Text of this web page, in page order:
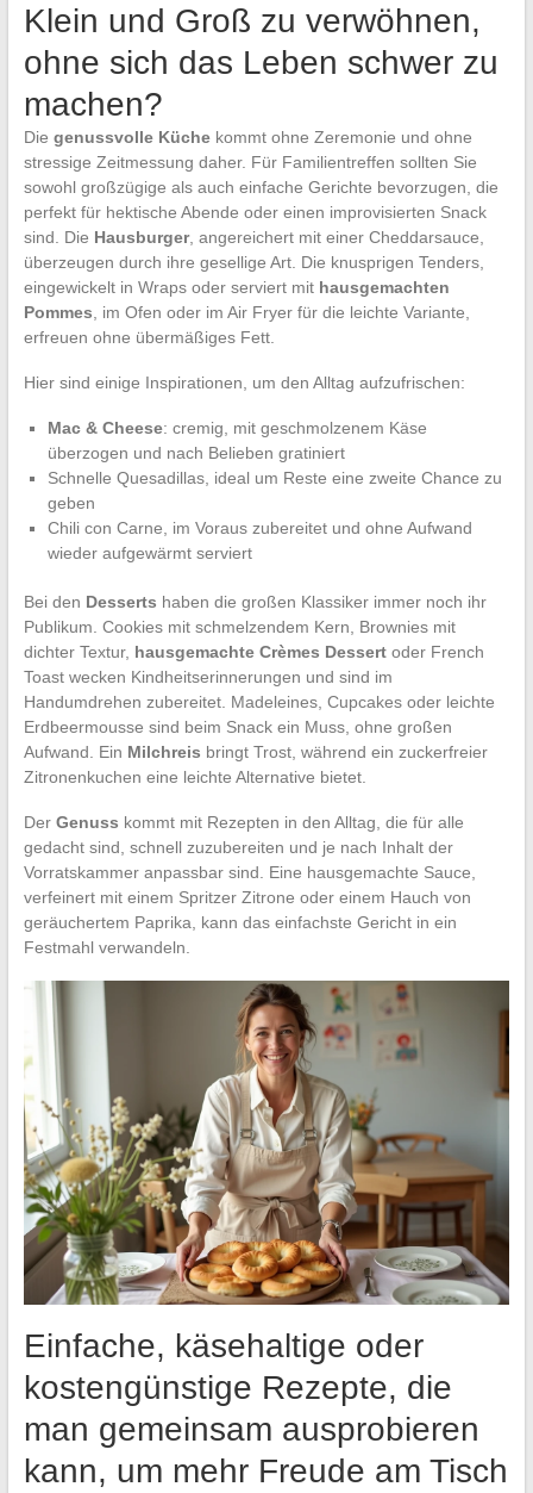
Klein und Groß zu verwöhnen,
ohne sich das Leben schwer zu
machen?
Die genussvolle Küchekommt ohne Zeremonie und ohne
stressige Zeitmessung daher. Für Familientreffen sollten Sie
sowohl großzügige als auch einfache Gerichte bevorzugen, die
perfekt für hektische Abende oder einen improvisierten Snack
sind. Die Hausburger, angereichert mit einer Cheddarsauce,
überzeugen durch ihre gesellige Art. Die knusprigen Tenders,
eingewickelt in Wraps oder serviert mit hausgemachten
Pommes , im Ofen oder im Air Fryer für die leichte Variante,
erfreuen ohne übermäßiges Fett.
Hier sind einige Inspirationen, um den Alltag aufzufrischen:
Mac & Cheese: cremig, mit geschmolzenem Käse
überzogen und nach Belieben gratiniert
Schnelle Quesadillas, ideal um Reste eine zweite Chance zu
geben
Chili con Carne, im Voraus zubereitet und ohne Aufwand
wieder aufgewärmt serviert
Bei den Desserts haben die großen Klassiker immer noch ihr
Publikum. Cookies mit schmelzendem Kern, Brownies mit
dichter Textur, hausgemachte Crèmes Dessertoder French
Toast wecken Kindheitserinnerungen und sind im
Handumdrehen zubereitet. Madeleines, Cupcakes oder leichte
Erdbeermousse sind beim Snack ein Muss, ohne großen
Aufwand. Ein Milchreis bringt Trost, während ein zuckerfreier
Zitronenkuchen eine leichte Alternative bietet.
Der Genuss kommt mit Rezepten in den Alltag, die für alle
gedacht sind, schnell zuzubereiten und je nach Inhalt der
Vorratskammer anpassbar sind. Eine hausgemachte Sauce,
verfeinert mit einem Spritzer Zitrone oder einem Hauch von
geräuchertem Paprika, kann das einfachste Gericht in ein
Festmahl verwandeln.
Einfache, käsehaltige oder
kostengünstige Rezepte, die
man gemeinsam ausprobieren
kann, um mehr Freude am Tisch